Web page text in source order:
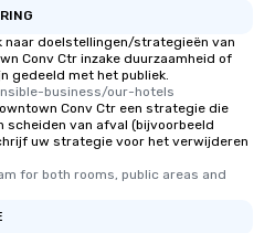
naar doelstellingen/strategieën van
Conv Ctr inzake duurzaamheid of
gedeeld met het publiek.
business/our-hotels
Conv Ctr een strategie die
van afval (bijvoorbeeld
uw strategie voor het verwijderen
for both rooms, public areas and